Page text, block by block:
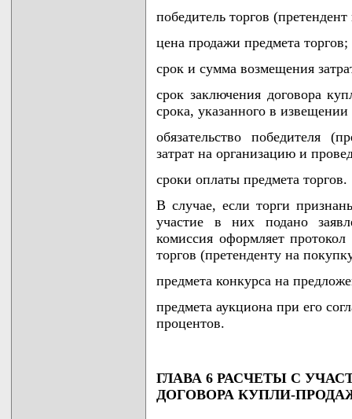
победитель торгов
цена продажи предмета торгов;
срок и сумма возмещения
срок заключения договора
срока, указанного в
обязательство победителя
затрат на организацию и
сроки оплаты предмета торгов.
В случае, если торги
участие в них подано
комиссия оформляет
торгов (претенденту на
предмета конкурса на
предмета аукциона при его
процентов.
ГЛАВА 6 РАСЧЕТЫ С
ДОГОВОРА КУПЛИ-